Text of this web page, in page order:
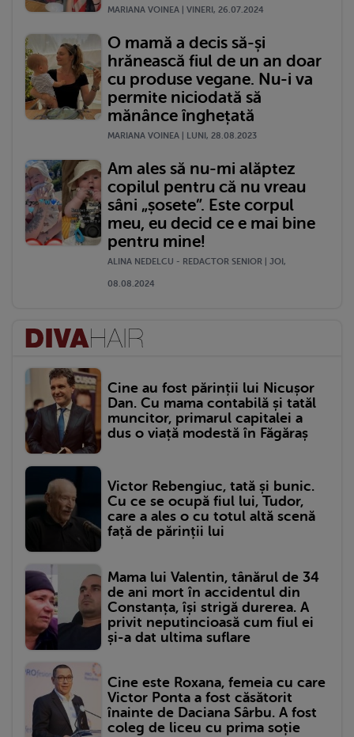
MARIANA VOINEA | VINERI, 26.07.2024
O mamă a decis să-și
hrănească fiul de un an doar
cu produse vegane. Nu-i va
permite niciodată să
mănânce înghețată
MARIANA VOINEA | LUNI, 28.08.2023
Am ales să nu-mi alăptez
copilul pentru că nu vreau
sâni „șosete”. Este corpul
meu, eu decid ce e mai bine
pentru mine!
ALINA NEDELCU - REDACTOR SENIOR | JOI,
08.08.2024
Cine au fost părinții lui Nicușor
Dan. Cu mama contabilă și tatăl
muncitor, primarul capitalei a
dus o viață modestă în Făgăraș
Victor Rebengiuc, tată și bunic.
Cu ce se ocupă fiul lui, Tudor,
care a ales o cu totul altă scenă
față de părinții lui
Mama lui Valentin, tânărul de 34
de ani mort în accidentul din
Constanța, își strigă durerea. A
privit neputincioasă cum fiul ei
și-a dat ultima suflare
Cine este Roxana, femeia cu care
Victor Ponta a fost căsătorit
înainte de Daciana Sârbu. A fost
coleg de liceu cu prima soție